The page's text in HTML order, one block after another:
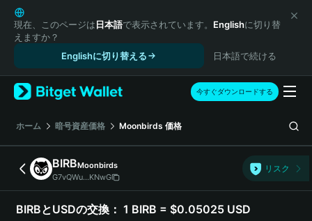
English
日本語
Tiếng Việt
Español (Latinoamérica)
Türkçe
Français
Deutsch
简体中文
繁體中文
Português (Portugal)
Bahasa Indonesia
現在、このページは日本語で表示されています。 Englishに切り替
えますか？
Englishに切り替える
日本語で続ける
今すぐダウンロードする
ホーム 暗号資産価格 Moonbirds 価格
BIRBMoonbirds
G7vQWu...KNwG
リスク
BIRBとUSDの交換： 1 BIRB = $0.05025 USD